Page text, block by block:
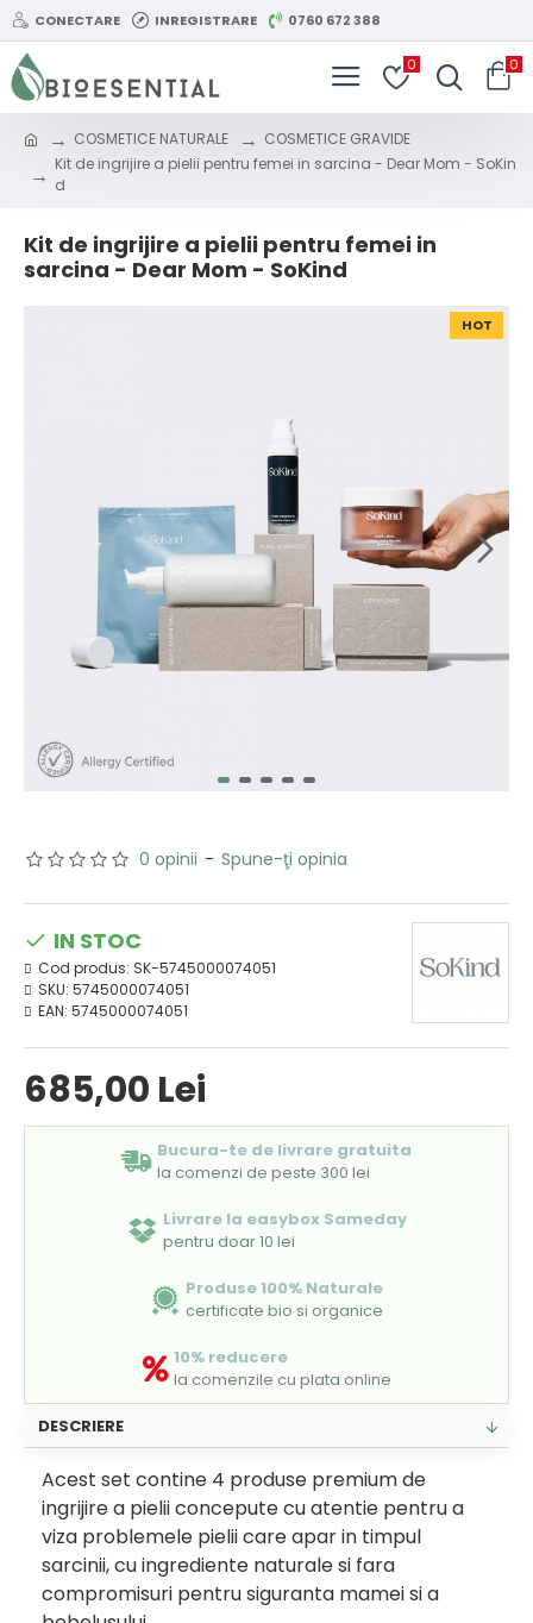
CONECTARE INREGISTRARE 0760 672 388
0 0
COSMETICE NATURALE
COSMETICE GRAVIDE
Kit de ingrijire a pielii pentru femei in sarcina - Dear Mom - SoKin
d
Kit de ingrijire a pielii pentru femei in
sarcina - Dear Mom - SoKind
HOT
0 opinii - Spune-ţi opinia
685,00 Lei
IN STOC
Cod produs: SK-5745000074051
SKU: 5745000074051
EAN: 5745000074051
Bucura-te de livrare gratuita
la comenzi de peste 300 lei
Livrare la easybox Sameday
pentru doar 10 lei
Produse 100% Naturale
certificate bio si organice
10% reducere
la comenzile cu plata online
DESCRIERE
Acest set contine 4 produse premium de
ingrijire a pielii concepute cu atentie pentru a
viza problemele pielii care apar in timpul
sarcinii, cu ingrediente naturale si fara
compromisuri pentru siguranta mamei si a